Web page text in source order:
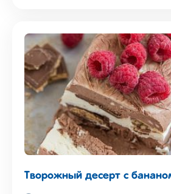
Творожный десерт с